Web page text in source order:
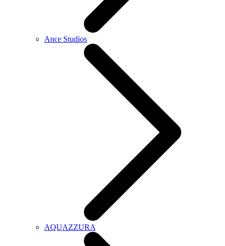
Ance Studios
AQUAZZURA